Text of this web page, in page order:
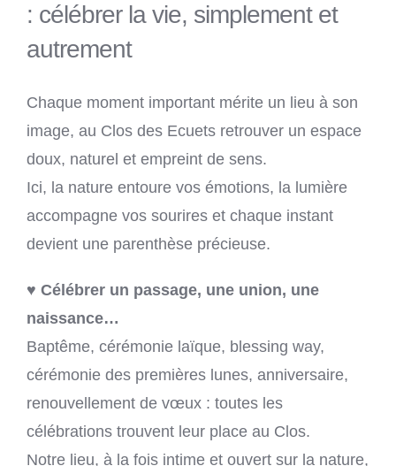
: célébrer la vie, simplement et
autrement
Chaque moment important mérite un lieu à son
image, au Clos des Ecuets retrouver un espace
doux, naturel et empreint de sens.
Ici, la nature entoure vos émotions, la lumière
accompagne vos sourires et chaque instant
devient une parenthèse précieuse.
♥ Célébrer un passage, une union, une
naissance…
Baptême, cérémonie laïque, blessing way,
cérémonie des premières lunes, anniversaire,
renouvellement de vœux : toutes les
célébrations trouvent leur place au Clos.
Notre lieu, à la fois intime et ouvert sur la nature,